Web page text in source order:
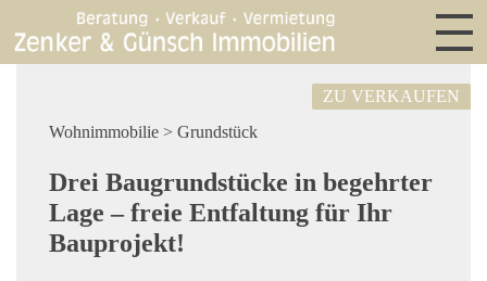
Wohnimmobilie > Grundstück
ZU VERKAUFEN
Drei Baugrundstücke in begehrter
Lage – freie Entfaltung für Ihr
Bauprojekt!